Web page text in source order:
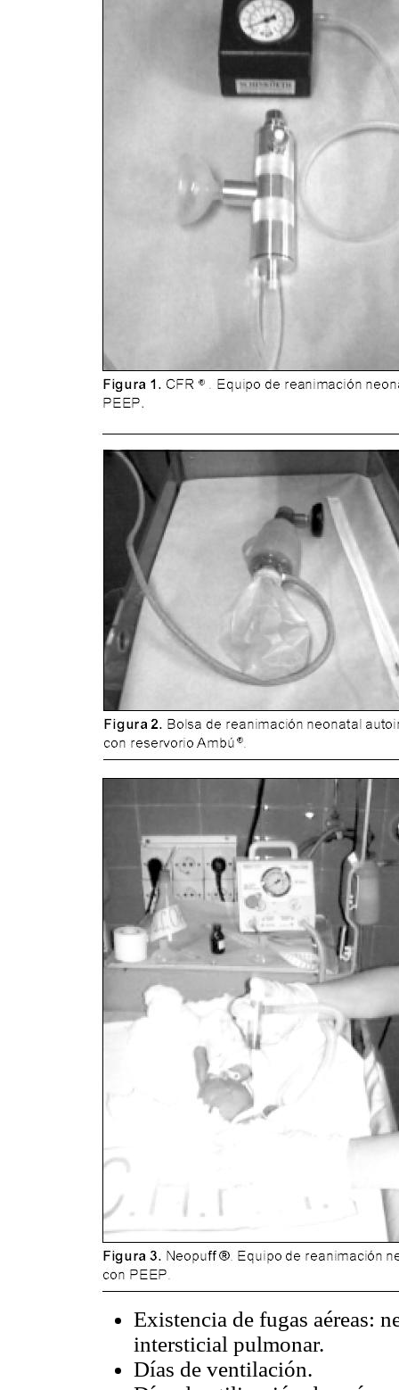
Existencia de fugas aéreas:
intersticial pulmonar.
Días de ventilación.